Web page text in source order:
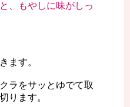
、もやしに味がしっ
ます。
ラをサッとゆでて取
ります。